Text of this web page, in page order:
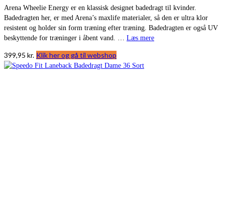
Arena Wheelie Energy er en klassisk designet badedragt til kvinder.
Badedragten her, er med Arena’s maxlife materialer, så den er ultra klor
resistent og holder sin form træning efter træning. Badedragten er også UV
beskyttende for træninger i åbent vand. … Læs mere
399,95 kr. Klik her og gå til webshop